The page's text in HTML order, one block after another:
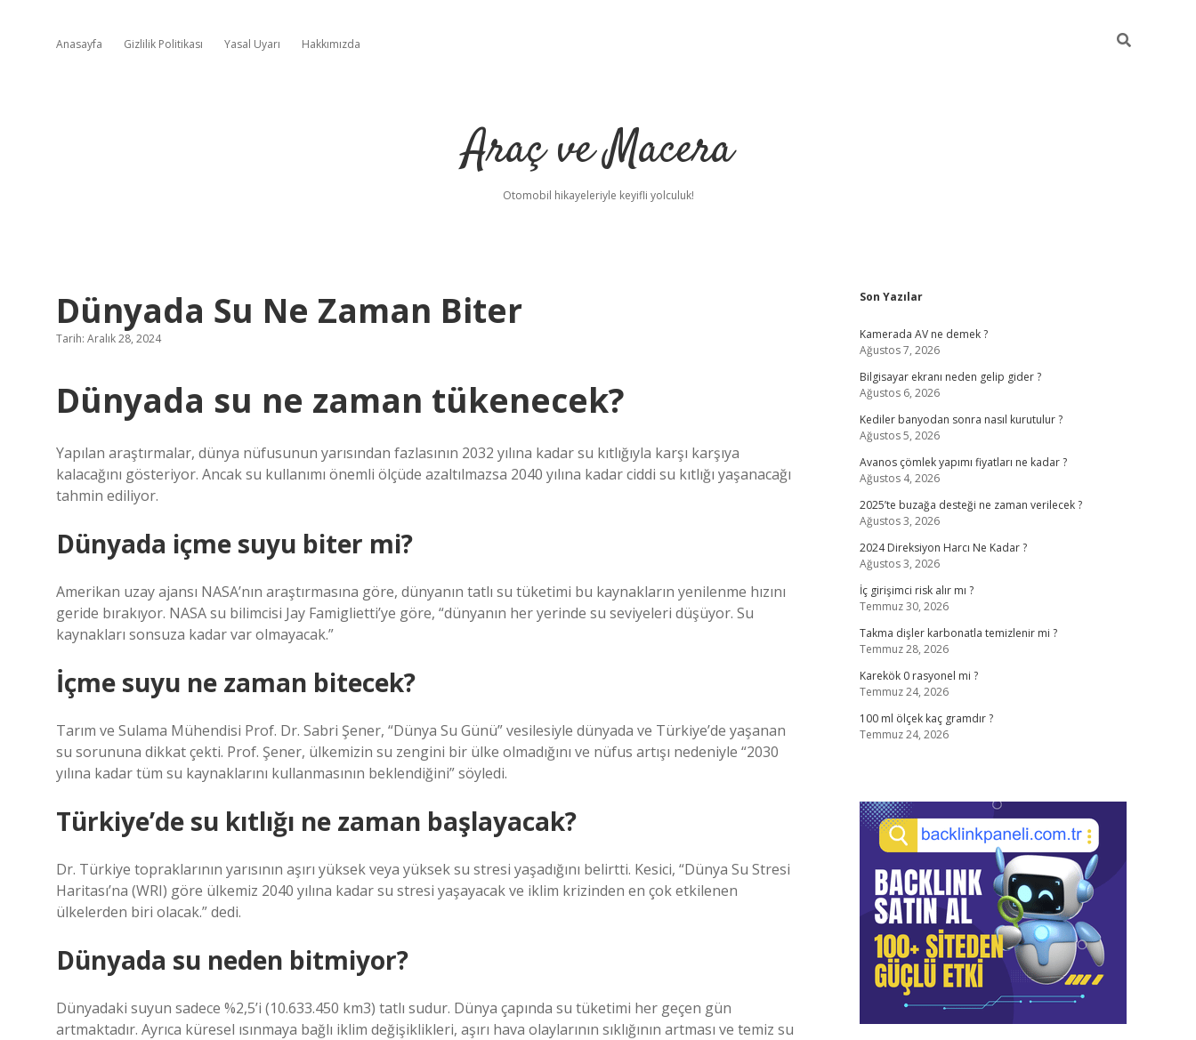
Anasayfa Gizlilik Politikası Yasal Uyarı Hakkımızda
Araç ve Macera
Otomobil hikayeleriyle keyifli yolculuk!
Dünyada Su Ne Zaman Biter
Tarih: Aralık 28, 2024
Dünyada su ne zaman tükenecek?
Yapılan araştırmalar, dünya nüfusunun yarısından fazlasının 2032 yılına kadar su kıtlığıyla karşı karşıya
kalacağını gösteriyor. Ancak su kullanımı önemli ölçüde azaltılmazsa 2040 yılına kadar ciddi su kıtlığı yaşanacağı
tahmin ediliyor.
Dünyada içme suyu biter mi?
Amerikan uzay ajansı NASA’nın araştırmasına göre, dünyanın tatlı su tüketimi bu kaynakların yenilenme hızını
geride bırakıyor. NASA su bilimcisi Jay Famiglietti’ye göre, “dünyanın her yerinde su seviyeleri düşüyor. Su
kaynakları sonsuza kadar var olmayacak.”
İçme suyu ne zaman bitecek?
Tarım ve Sulama Mühendisi Prof. Dr. Sabri Şener, “Dünya Su Günü” vesilesiyle dünyada ve Türkiye’de yaşanan
su sorununa dikkat çekti. Prof. Şener, ülkemizin su zengini bir ülke olmadığını ve nüfus artışı nedeniyle “2030
yılına kadar tüm su kaynaklarını kullanmasının beklendiğini” söyledi.
Türkiye’de su kıtlığı ne zaman başlayacak?
Dr. Türkiye topraklarının yarısının aşırı yüksek veya yüksek su stresi yaşadığını belirtti. Kesici, “Dünya Su Stresi
Haritası’na (WRI) göre ülkemiz 2040 yılına kadar su stresi yaşayacak ve iklim krizinden en çok etkilenen
ülkelerden biri olacak.” dedi.
Dünyada su neden bitmiyor?
Dünyadaki suyun sadece %2,5’i (10.633.450 km3) tatlı sudur. Dünya çapında su tüketimi her geçen gün
artmaktadır. Ayrıca küresel ısınmaya bağlı iklim değişiklikleri, aşırı hava olaylarının sıklığının artması ve temiz su
Sidebar
Son Yazılar
Kamerada AV ne demek ?
Ağustos 7, 2026
Bilgisayar ekranı neden gelip gider ?
Ağustos 6, 2026
Kediler banyodan sonra nasıl kurutulur ?
Ağustos 5, 2026
Avanos çömlek yapımı fiyatları ne kadar ?
Ağustos 4, 2026
2025’te buzağa desteği ne zaman verilecek ?
Ağustos 3, 2026
2024 Direksiyon Harcı Ne Kadar ?
Ağustos 3, 2026
İç girişimci risk alır mı ?
Temmuz 30, 2026
Takma dişler karbonatla temizlenir mi ?
Temmuz 28, 2026
Karekök 0 rasyonel mi ?
Temmuz 24, 2026
100 ml ölçek kaç gramdır ?
Temmuz 24, 2026